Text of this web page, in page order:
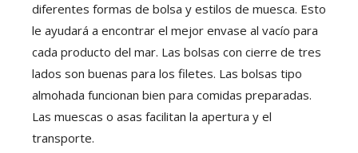
diferentes formas de bolsa y estilos de muesca. Esto
le ayudará a encontrar el mejor envase al vacío para
cada producto del mar. Las bolsas con cierre de tres
lados son buenas para los filetes. Las bolsas tipo
almohada funcionan bien para comidas preparadas.
Las muescas o asas facilitan la apertura y el
transporte.